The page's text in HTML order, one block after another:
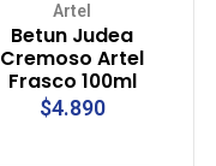
Artel
Betun Judea
Cremoso Artel
Frasco 100ml
$4.890